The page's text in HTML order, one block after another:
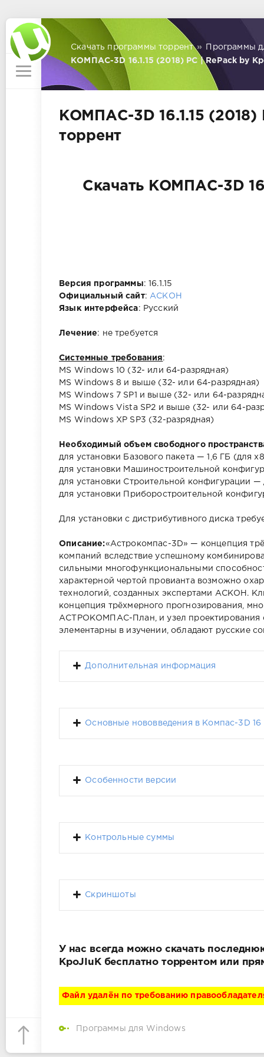
Скачать программы торрент »
Программы
КОМПАС-3D 16.1.15 (2018) PC | RePack by
КОМПАС-3D 16.1.15 (2018)
торрент
Скачать КОМПАС-3D
Версия программы: 16.1.15
Официальный сайт: АСКОН
Язык интерфейса: Русский
Лечение: не требуется
Системные требования:
MS Windows 10 (32- или 64-разрядная)
MS Windows 8 и выше (32- или 64-разрядная)
MS Windows 7 SP1 и выше (32- или 64-
MS Windows Vista SP2 и выше (32- или 64-
MS Windows XP SP3 (32-разрядная)
Необходимый объем свободного
для установки Базового пакета — 1,6 ГБ (для
для установки Машиностроительной
для установки Строительной конфигурации
для установки Приборостроительной
Для установки с дистрибутивного диска
Описание:«Астрокомпас-3D» — концепция
компаний вследствие успешному
сильными многофункциональными
характерной чертой провианта возможно
технологий, созданных экспертами АСКОН.
концепция трёхмерного прогнозирования,
АСТРОКОМПАС-План, и узел проектирования
элементарны в изучении, обладают русские
Дополнительная информация
Основные нововведения в Компас-3D 16
Особенности версии
Контрольные суммы
Скриншоты
У нас всегда можно скачать
KpoJIuK бесплатно торрентом или
Файл удалён по требованию
Программы для Windows